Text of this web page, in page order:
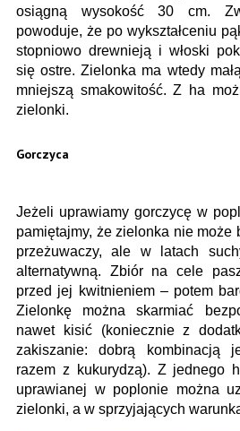
osiągną wysokość 30 cm.
powoduje, że po wykształceniu
stopniowo drewnieją i włoski
się ostre. Zielonka ma wtedy
mniejszą smakowitość. Z ha
zielonki.
Gorczyca
Jeżeli uprawiamy gorczycę w
pamiętajmy, że zielonka nie może
przeżuwaczy, ale w latach
alternatywną. Zbiór na cele
przed jej kwitnieniem – potem
Zielonkę można skarmiać
nawet kisić (koniecznie z
zakiszanie: dobrą kombinacją
razem z kukurydzą). Z jednego
uprawianej w poplonie można
zielonki, a w sprzyjających